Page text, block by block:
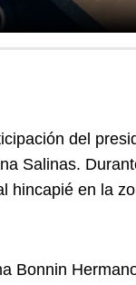
del
Salinas.
hincapié en la
Bonnin